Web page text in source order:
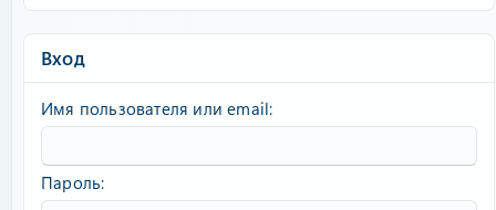
Вход
Имя пользователя или email
Пароль